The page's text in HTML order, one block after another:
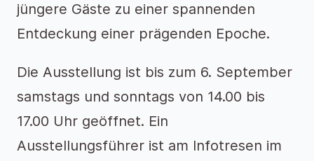
jüngere Gäste zu einer spannenden
Entdeckung einer prägenden Epoche.
Die Ausstellung ist bis zum 6. September
samstags und sonntags von 14.00 bis
17.00 Uhr geöffnet. Ein
Ausstellungsführer ist am Infotresen im